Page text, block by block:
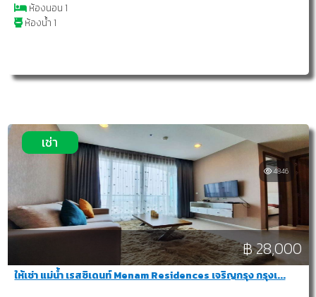
ห้องนอน 1
ห้องน้ำ 1
เช่า
4846
฿ 28,000
ให้เช่า แม่น้ำ เรสซิเดนท์ Menam Residences เจริญกรุง กรุงเ...